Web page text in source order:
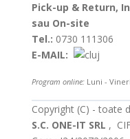
Pick-up & Return,
sau On-site
Tel.: 0730 111306
E-MAIL:
Program online:Luni -
Copyright (C) - toate
S.C. ONE-IT SRL ,